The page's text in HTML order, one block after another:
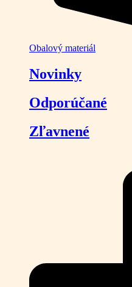
Obalový materiál
Novinky
Odporúčané
Zľavnené